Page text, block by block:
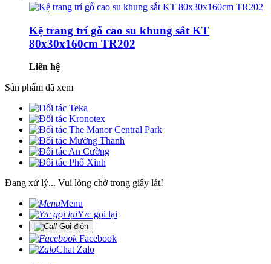
Kệ trang trí gỗ cao su khung sắt KT
80x30x160cm TR202
Liên hệ
Sản phẩm đã xem
Đang xử lý... Vui lòng chờ trong giây lát!
Menu
Y/c gọi lại
Gọi điện
Facebook
Chat Zalo